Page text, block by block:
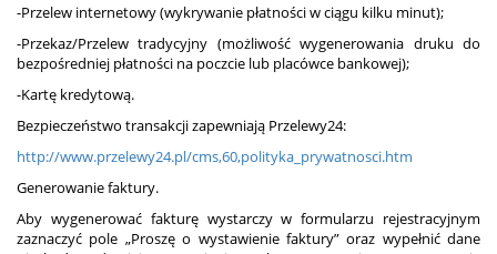
-Przelew internetowy (wykrywanie płatności w ciągu kilku minut);
-Przekaz/Przelew tradycyjny (możliwość wygenerowania druku do
bezpośredniej płatności na poczcie lub placówce bankowej);
-Kartę kredytową.
Bezpieczeństwo transakcji zapewniają Przelewy24:
http://www.przelewy24.pl/cms,60,polityka_prywatnosci.htm
Generowanie faktury.
Aby wygenerować fakturę wystarczy w formularzu rejestracyjnym
zaznaczyć pole „Proszę o wystawienie faktury” oraz wypełnić dane